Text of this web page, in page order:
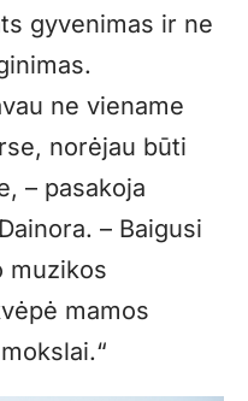
gyvenimas ir ne
ne viename
norėjau būti
– pasakoja
– Baigusi
muzikos
mamos